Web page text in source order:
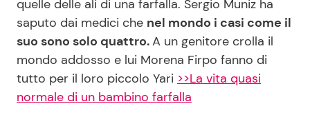
Redazione
Contattaci
Pubblicità
Privacy Policy
quelle delle ali di una farfalla. Sergio Muniz ha
saputo dai medici che nel mondo i casi come il
suo sono solo quattro.A un genitore crolla il
mondo addosso e lui Morena Firpo fanno di
tutto per il loro piccolo Yari >>La vita quasi
normale di un bambino farfalla